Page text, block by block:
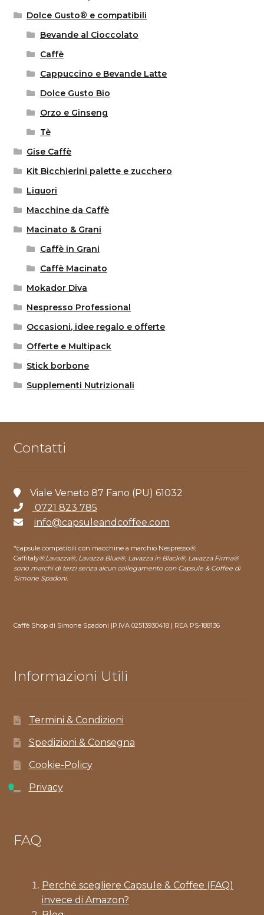
Dolce Gusto® e compatibili
Bevande al Cioccolato
Caffè
Cappuccino e Bevande Latte
Dolce Gusto Bio
Orzo e Ginseng
Tè
Gise Caffè
Kit Bicchierini palette e zucchero
Liquori
Macchine da Caffè
Macinato & Grani
Caffè in Grani
Caffè Macinato
Mokador Diva
Nespresso Professional
Occasioni, idee regalo e offerte
Offerte e Multipack
Stick borbone
Supplementi Nutrizionali
Contatti
Viale Veneto 87 Fano (PU) 61032
0721 823 785
info@capsuleandcoffee.com
*capsule compatibili con macchine a marchio Nespresso®,
Caffitaly®,Lavazza®, Lavazza Blue®, Lavazza in Black®, Lavazza Firma®
sono marchi di terzi senza alcun collegamento con Capsule & Coffee di
Simone Spadoni.
Caffè Shop di Simone Spadoni |P.IVA 02513930418 | REA PS-188136
Informazioni Utili
Termini & Condizioni
Spedizioni & Consegna
Cookie-Policy
Privacy
FAQ
Perché scegliere Capsule & Coffee (FAQ)
invece di Amazon?